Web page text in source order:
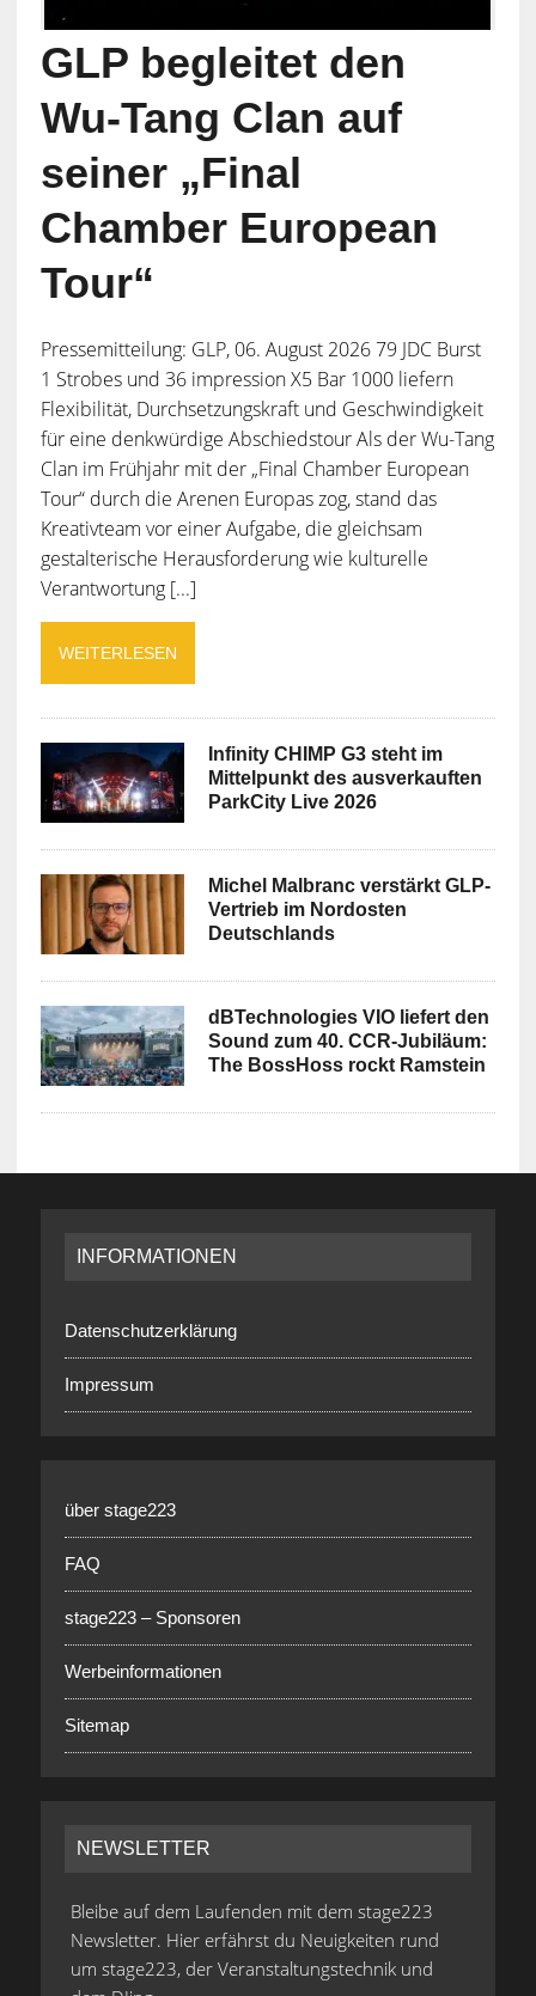
GLP begleitet den
Wu-Tang Clan auf
seiner „Final
Chamber European
Tour“
Pressemitteilung: GLP, 06. August 2026 79 JDC Burst
1 Strobes und 36 impression X5 Bar 1000 liefern
Flexibilität, Durchsetzungskraft und Geschwindigkeit
für eine denkwürdige Abschiedstour Als der Wu-Tang
Clan im Frühjahr mit der „Final Chamber European
Tour“ durch die Arenen Europas zog, stand das
Kreativteam vor einer Aufgabe, die gleichsam
gestalterische Herausforderung wie kulturelle
Verantwortung [...]
WEITERLESEN
Infinity CHIMP G3 steht im
Mittelpunkt des ausverkauften
ParkCity Live 2026
Michel Malbranc verstärkt GLP-
Vertrieb im Nordosten
Deutschlands
dBTechnologies VIO liefert den
Sound zum 40. CCR-Jubiläum:
The BossHoss rockt Ramstein
INFORMATIONEN
Datenschutzerklärung
Impressum
über stage223
FAQ
stage223 – Sponsoren
Werbeinformationen
Sitemap
NEWSLETTER
Bleibe auf dem Laufenden mit dem stage223
Newsletter. Hier erfährst du Neuigkeiten rund
um stage223, der Veranstaltungstechnik und